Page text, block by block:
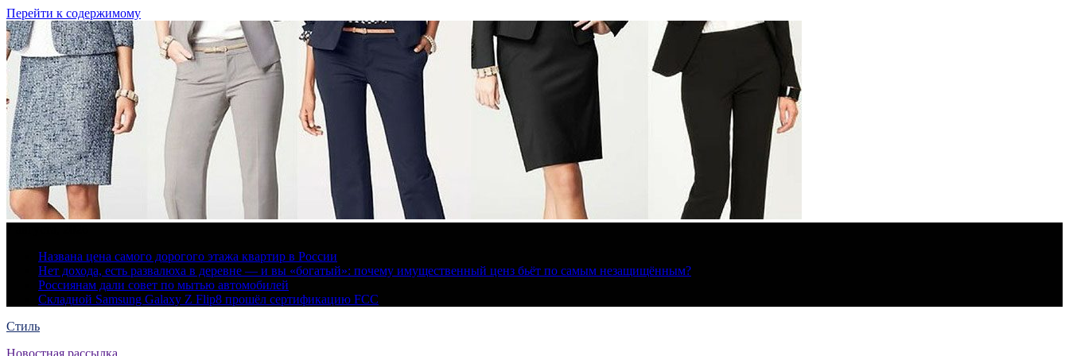
Перейти к содержимому
Названа цена самого дорогого этажа квартир в России
Нет дохода, есть развалюха в деревне — и вы «богатый»: почему имущественный ценз бьёт по самым незащищённым?
Россиянам дали совет по мытью автомобилей
Складной Samsung Galaxy Z Flip8 прошёл сертификацию FCC
Стиль
Новостная рассылка